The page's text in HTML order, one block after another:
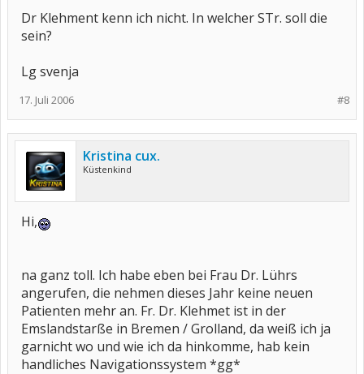
Dr Klehment kenn ich nicht. In welcher STr. soll die
sein?
Lg svenja
#8
17. Juli 2006
Kristina cux.
Küstenkind
Hi,
na ganz toll. Ich habe eben bei Frau Dr. Lührs
angerufen, die nehmen dieses Jahr keine neuen
Patienten mehr an. Fr. Dr. Klehmet ist in der
Emslandstarße in Bremen / Grolland, da weiß ich ja
garnicht wo und wie ich da hinkomme, hab kein
handliches Navigationssystem *gg*